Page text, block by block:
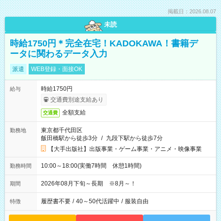
掲載日：2026.08.07
未読
時給1750円＊完全在宅！KADOKAWA！書籍デ
ータに関わるデータ入力
派遣 WEB登録・面接OK
給与
時給1750円
交通費別途支給あり
交通費 全額支給
勤務地
東京都千代田区
飯田橋駅から徒歩3分 / 九段下駅から徒歩7分
【大手出版社】出版事業・ゲーム事業・アニメ・映像事業
勤務時間 10:00～18:00(実働7時間 休憩1時間)
期間 2026年08月下旬～長期 ※8月～！
特徴 履歴書不要 / 40～50代活躍中 / 服装自由